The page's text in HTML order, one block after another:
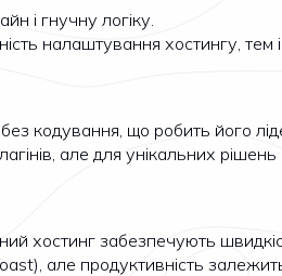
і гнучну логіку.
налаштування хостингу, тем
кодування, що робить його
але для унікальних
хостинг забезпечують
але продуктивність залежить